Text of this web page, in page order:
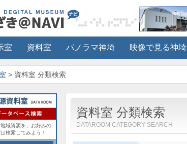
室 資料室 パノラマ神埼 映像で見る神埼
> 資料室 分類検索
資料室 分類検索
DATAROOM CATEGORY SEARCH
域資源を、お好みの
検索してみよう！